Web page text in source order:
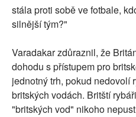
stála proti sobě ve fotbale,
silnější tým?"
Varadakar zdůraznil, že
dohodu s přístupem pro
jednotný trh, pokud nedovolí
britských vodách. Britští
"britských vod" nikoho